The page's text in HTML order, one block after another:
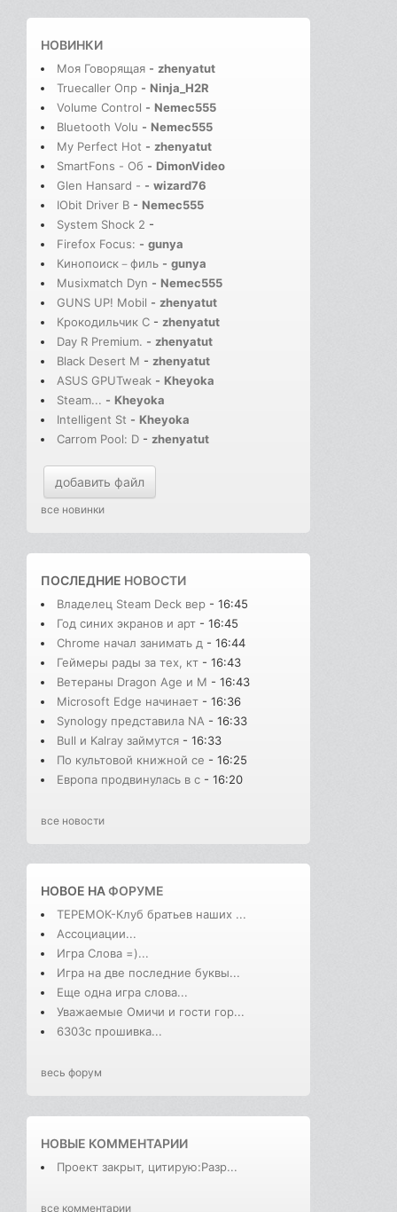
НОВИНКИ
Моя Говорящая - zhenyatut
Truecaller Опр - Ninja_H2R
Volume Control - Nemec555
Bluetooth Volu - Nemec555
My Perfect Hot - zhenyatut
SmartFons - Об - DimonVideo
Glen Hansard - - wizard76
IObit Driver B - Nemec555
System Shock 2 -
Firefox Focus: - gunya
Кинопоиск－филь - gunya
Musixmatch Dyn - Nemec555
GUNS UP! Mobil - zhenyatut
Крокодильчик С - zhenyatut
Day R Premium. - zhenyatut
Black Desert M - zhenyatut
ASUS GPUTweak - Kheyoka
Steam... - Kheyoka
Intelligent St - Kheyoka
Carrom Pool: D - zhenyatut
добавить файл
все новинки
ПОСЛЕДНИЕ НОВОСТИ
Владелец Steam Deck вер - 16:45
Год синих экранов и арт - 16:45
Chrome начал занимать д - 16:44
Геймеры рады за тех, кт - 16:43
Ветераны Dragon Age и M - 16:43
Microsoft Edge начинает - 16:36
Synology представила NA - 16:33
Bull и Kalray займутся - 16:33
По культовой книжной се - 16:25
Европа продвинулась в с - 16:20
все новости
НОВОЕ НАФОРУМЕ
ТЕРЕМОК-Клуб братьев наших ...
Ассоциации...
Игра Слова =)...
Игра на две последние буквы...
Еще одна игра слова...
Уважаемые Омичи и гости гор...
6303с прошивка...
весь форум
НОВЫЕ КОММЕНТАРИИ
Проект закрыт, цитирую:Разр...
все комментарии